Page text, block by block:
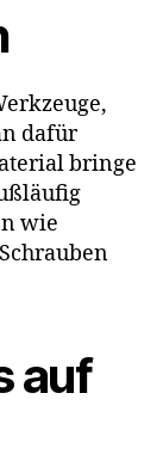
dafür
bringe
wie
auf